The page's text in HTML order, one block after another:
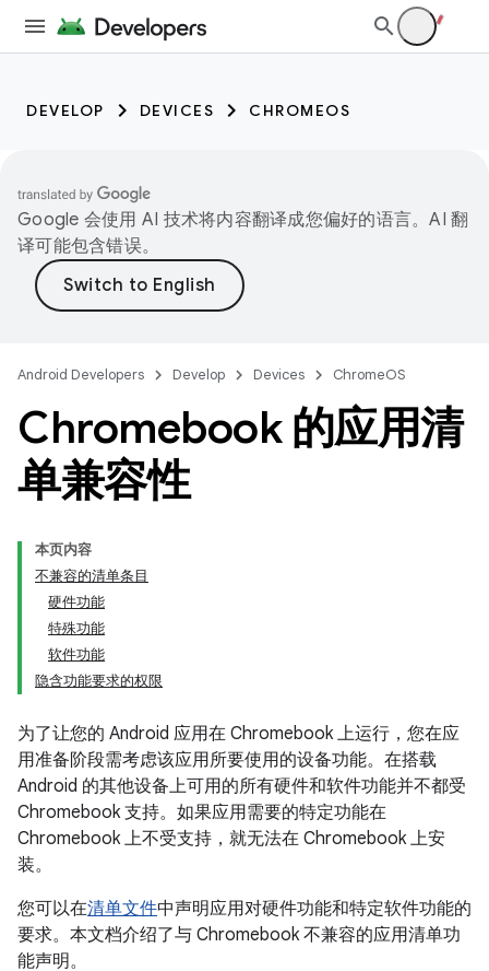
DEVELOP DEVICES CHROMEOS
Google 会使用 AI 技术将内容翻译成您偏好的语言。AI 翻
译可能包含错误。
Android Developers Develop Devices ChromeOS
Chromebook 的应用清
单兼容性
本页内容
不兼容的清单条目
硬件功能
特殊功能
软件功能
隐含功能要求的权限
为了让您的 Android 应用在 Chromebook 上运行，您在应
用准备阶段需考虑该应用所要使用的设备功能。在搭载
Android 的其他设备上可用的所有硬件和软件功能并不都受
Chromebook 支持。如果应用需要的特定功能在
Chromebook 上不受支持，就无法在 Chromebook 上安
装。
您可以在清单文件中声明应用对硬件功能和特定软件功能的
要求。本文档介绍了与 Chromebook 不兼容的应用清单功
能声明。